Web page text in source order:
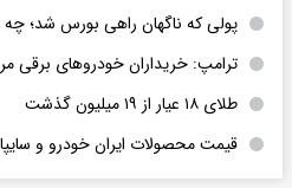
پولی که ناگهان راهی بورس شد؛
ترامپ: خریداران خودروهای برقی
طلای ۱۸ عیار از ۱۹ میلیون گذشت
قیمت محصولات ایران خودرو و